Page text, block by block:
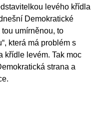
levého křídla
Demokratické
umírněnou, to
která má problém s
křídle levém. Tak moc
strana a